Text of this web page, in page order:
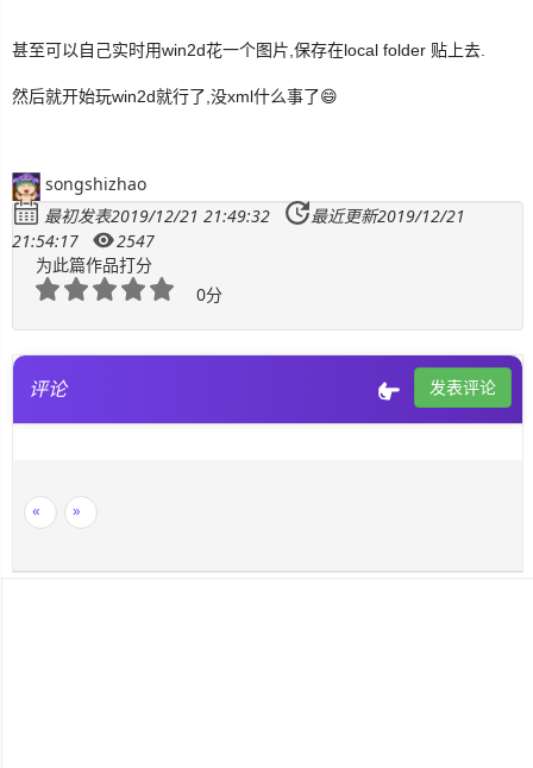
甚至可以自己实时用win2d花一个图片,保存在local folder 贴上去.
然后就开始玩win2d就行了,没xml什么事了😄
songshizhao
最初发表2019/12/21 21:49:32
最近更新2019/12/21
21:54:17
2547
为此篇作品打分
0分
评论 发表评论
« »